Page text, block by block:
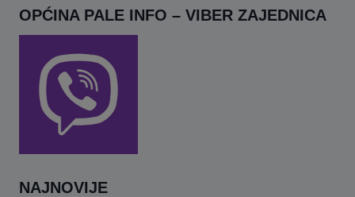
OPĆINA PALE INFO – VIBER ZAJEDNICA
NAJNOVIJE